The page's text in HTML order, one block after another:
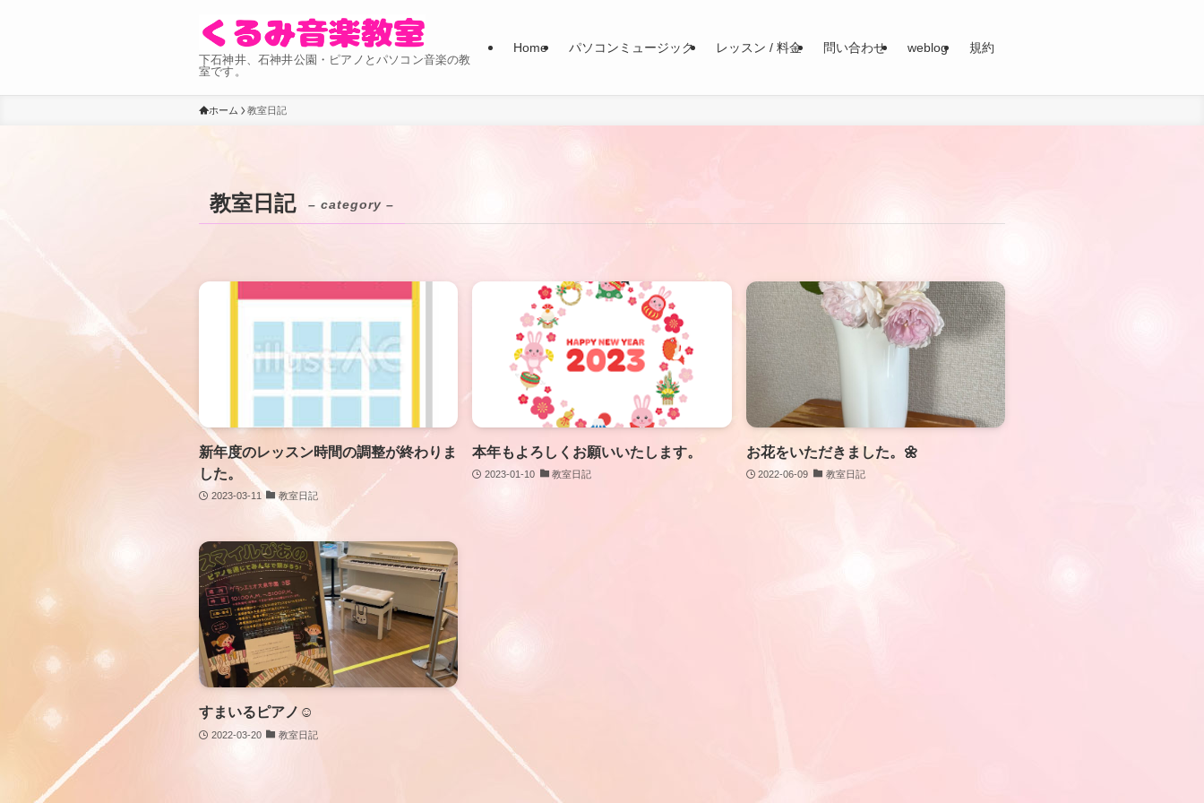
下石神井、石神井公園・ピアノとパソコン音楽の教
室です。
Home パソコンミュージック レッスン / 料金 問い合わせ weblog 規約
ホーム 教室日記
教室日記 – category –
新年度のレッスン時間の調整が終わりま
した。
2023-03-11 教室日記
本年もよろしくお願いいたします。
2023-01-10 教室日記
お花をいただきました。🌼
2022-06-09 教室日記
すまいるピアノ☺
2022-03-20 教室日記